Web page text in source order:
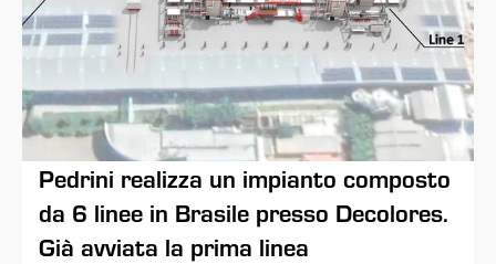
Pedrini realizza un impianto composto
da 6 linee in Brasile presso Decolores.
Già avviata la prima linea